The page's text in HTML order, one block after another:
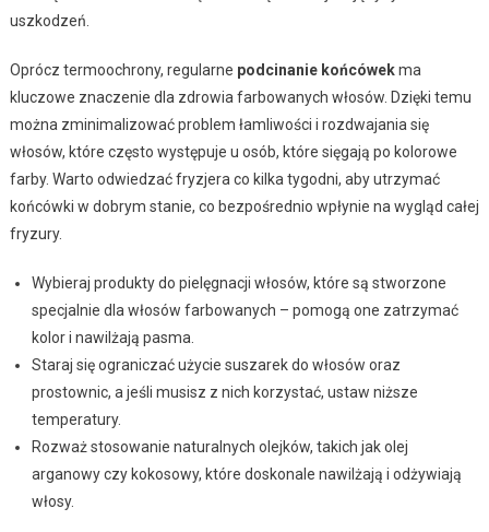
uszkodzeń.
Oprócz termoochrony, regularne podcinanie końcówekma
kluczowe znaczenie dla zdrowia farbowanych włosów. Dzięki temu
można zminimalizować problem łamliwości i rozdwajania się
włosów, które często występuje u osób, które sięgają po kolorowe
farby. Warto odwiedzać fryzjera co kilka tygodni, aby utrzymać
końcówki w dobrym stanie, co bezpośrednio wpłynie na wygląd całej
fryzury.
Wybieraj produkty do pielęgnacji włosów, które są stworzone
specjalnie dla włosów farbowanych – pomogą one zatrzymać
kolor i nawilżają pasma.
Staraj się ograniczać użycie suszarek do włosów oraz
prostownic, a jeśli musisz z nich korzystać, ustaw niższe
temperatury.
Rozważ stosowanie naturalnych olejków, takich jak olej
arganowy czy kokosowy, które doskonale nawilżają i odżywiają
włosy.